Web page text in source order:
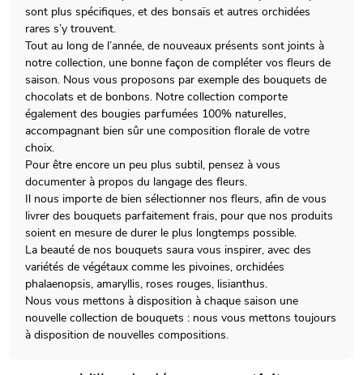
sont plus spécifiques, et des bonsaïs et autres orchidées
rares s’y trouvent.
Tout au long de l’année, de nouveaux présents sont joints à
notre collection, une bonne façon de compléter vos fleurs de
saison. Nous vous proposons par exemple des bouquets de
chocolats et de bonbons. Notre collection comporte
également des bougies parfumées 100% naturelles,
accompagnant bien sûr une composition florale de votre
choix.
Pour être encore un peu plus subtil, pensez à vous
documenter à propos du langage des fleurs.
Il nous importe de bien sélectionner nos fleurs, afin de vous
livrer des bouquets parfaitement frais, pour que nos produits
soient en mesure de durer le plus longtemps possible.
La beauté de nos bouquets saura vous inspirer, avec des
variétés de végétaux comme les pivoines, orchidées
phalaenopsis, amaryllis, roses rouges, lisianthus.
Nous vous mettons à disposition à chaque saison une
nouvelle collection de bouquets : nous vous mettons toujours
à disposition de nouvelles compositions.